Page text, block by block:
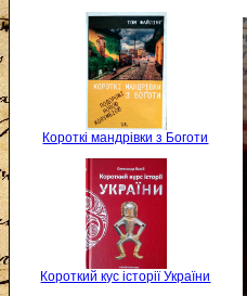
Короткі мандрівки з Боготи
Короткий кус історії України